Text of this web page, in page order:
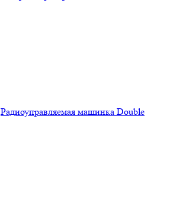
Радиоуправляемая машинка Double